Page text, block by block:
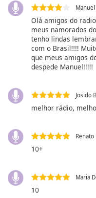
Caption
Area
Background
Font
Size
Text
Edge
Font
Manuel
Olá amigos do
meus namorados
tenho lindas
com o Brasil!!!!
que meus amigos
despede Manuel!!!!!
Josido
melhor rádio,
Renato
10+
Maria
10